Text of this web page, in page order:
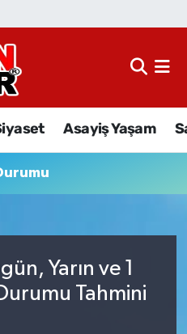
Asayiş Yaşam
Yarın ve 1
Tahmini